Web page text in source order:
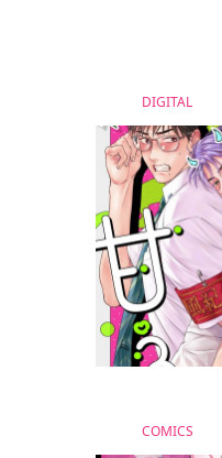
DIGITAL
COMICS